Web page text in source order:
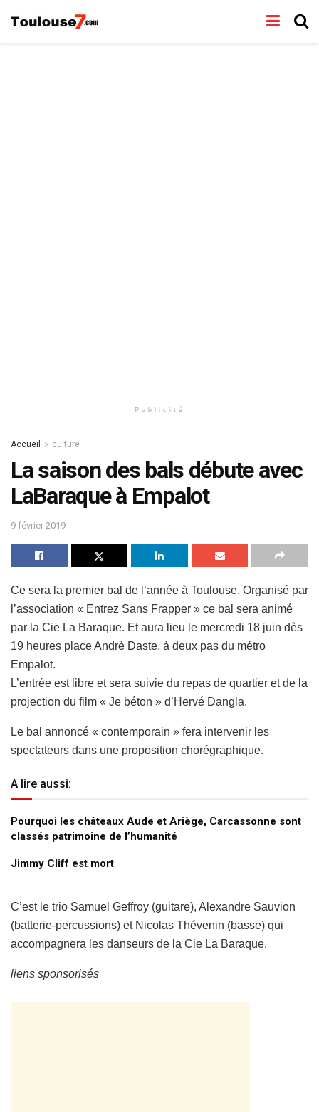
Publicité
Accueil culture
La saison des bals débute avec
LaBaraque à Empalot
9 février 2019
Ce sera la premier bal de l’année à Toulouse. Organisé par
l’association « Entrez Sans Frapper » ce bal sera animé
par la Cie La Baraque. Et aura lieu le mercredi 18 juin dès
19 heures place Andrè Daste, à deux pas du métro
Empalot.
L’entrée est libre et sera suivie du repas de quartier et de la
projection du film « Je béton » d’Hervé Dangla.
Le bal annoncé « contemporain » fera intervenir les
spectateurs dans une proposition chorégraphique.
A lire aussi:
Pourquoi les châteaux Aude et Ariège, Carcassonne sont
classés patrimoine de l’humanité
Jimmy Cliff est mort
C’est le trio Samuel Geffroy (guitare), Alexandre Sauvion
(batterie-percussions) et Nicolas Thévenin (basse) qui
accompagnera les danseurs de la Cie La Baraque.
liens sponsorisés